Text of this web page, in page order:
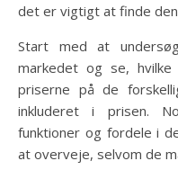
det er vigtigt at finde
Start med at
markedet og se, hvilke
priserne på de
inkluderet i prisen.
funktioner og fordele i
at overveje, selvom de